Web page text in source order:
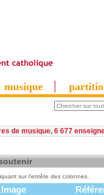
musique
de musique, 6 677
sur l'entête des colonnes.
Image